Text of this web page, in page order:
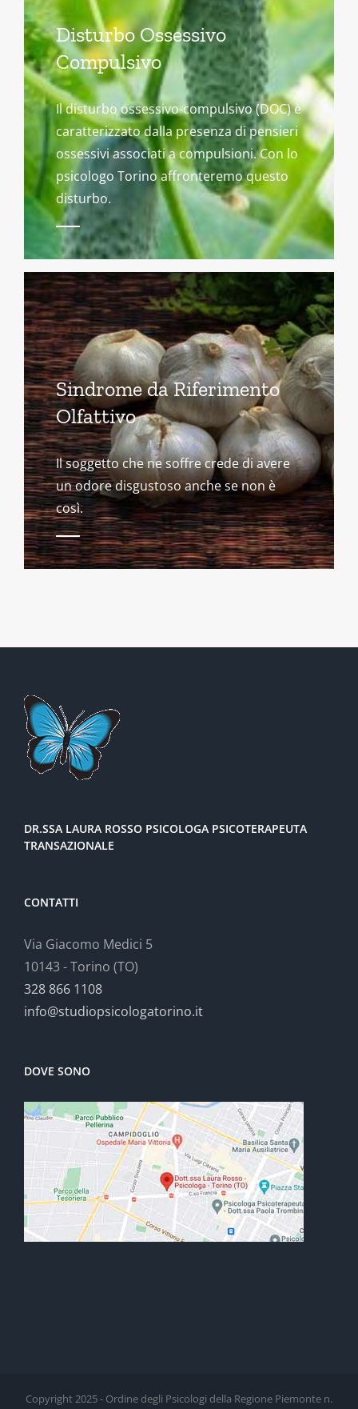
Disturbo Ossessivo
Compulsivo
Il disturbo ossessivo-compulsivo (DOC) è
caratterizzato dalla presenza di pensieri
ossessivi associati a compulsioni. Con lo
psicologo Torino affronteremo questo
disturbo.
Sindrome da Riferimento
Olfattivo
Il soggetto che ne soffre crede di avere
un odore disgustoso anche se non è
così.
DR.SSA LAURA ROSSO PSICOLOGA PSICOTERAPEUTA
TRANSAZIONALE
CONTATTI
Via Giacomo Medici 5
10143 - Torino (TO)
328 866 1108
info@studiopsicologatorino.it
DOVE SONO
Copyright 2025 - Ordine degli Psicologi della Regione Piemonte n.